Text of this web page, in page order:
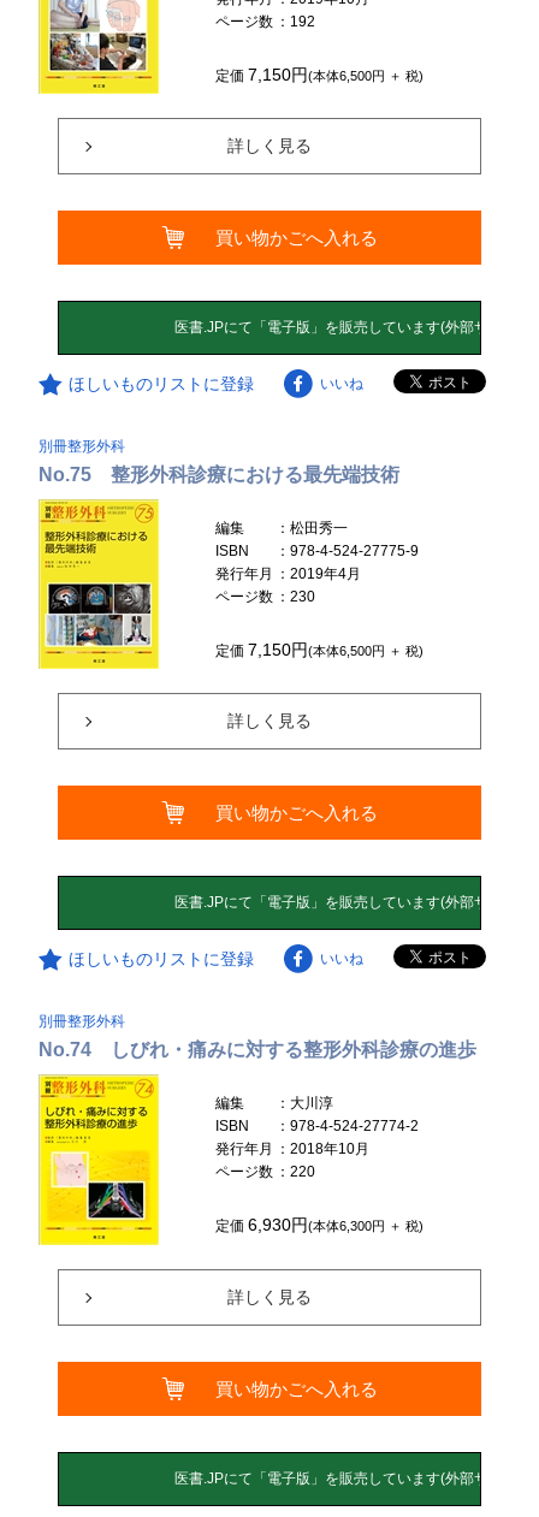
ページ数 ：192
定価 7,150円(本体6,500円 ＋ 税)
詳しく見る
買い物かごへ入れる
ほしいものリストに登録 いいね
別冊整形外科
No.75 整形外科診療における最先端技術
編集
：松田秀一
ISBN
：978-4-524-27775-9
発行年月
：2019年4月
ページ数 ：230
定価 7,150円(本体6,500円 ＋ 税)
詳しく見る
買い物かごへ入れる
ほしいものリストに登録 いいね
別冊整形外科
No.74 しびれ・痛みに対する整形外科診療の進歩
編集
：大川淳
ISBN
：978-4-524-27774-2
発行年月
：2018年10月
ページ数 ：220
定価6,930円(本体6,300円 ＋ 税)
詳しく見る
買い物かごへ入れる